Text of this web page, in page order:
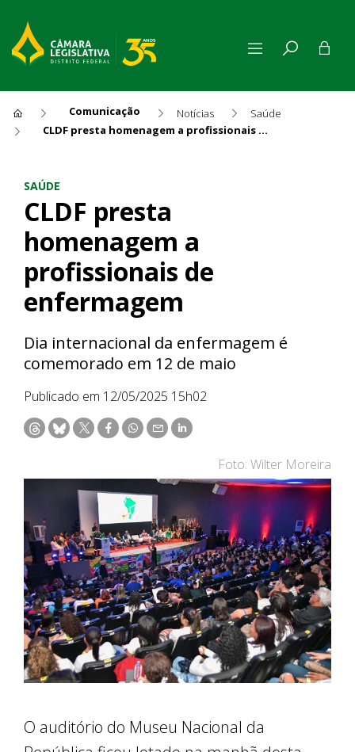
Comunicação Notícias
Saúde
CLDF presta homenagem a profissionais de enfermagem
SAÚDE
CLDF presta
homenagem a
profissionais de
enfermagem
Dia internacional da enfermagem é
comemorado em 12 de maio
Publicado em 12/05/2025 15h02
Foto: Wilter Moreira
O auditório do Museu Nacional da